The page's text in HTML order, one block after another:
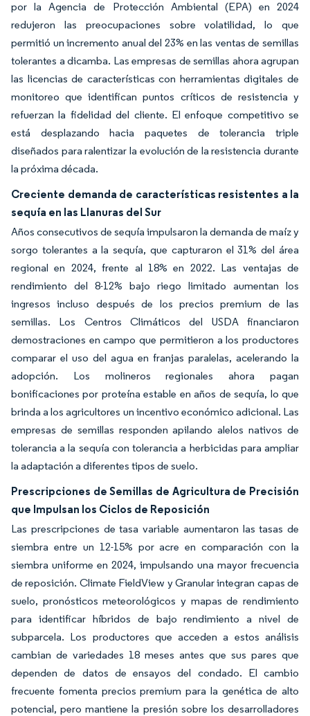
por la Agencia de Protección Ambiental (EPA) en 2024
redujeron las preocupaciones sobre volatilidad, lo que
permitió un incremento anual del 23% en las ventas de semillas
tolerantes a dicamba. Las empresas de semillas ahora agrupan
las licencias de características con herramientas digitales de
monitoreo que identifican puntos críticos de resistencia y
refuerzan la fidelidad del cliente. El enfoque competitivo se
está desplazando hacia paquetes de tolerancia triple
diseñados para ralentizar la evolución de la resistencia durante
la próxima década.
Creciente demanda de características resistentes a la
sequía en las Llanuras del Sur
Años consecutivos de sequía impulsaron la demanda de maíz y
sorgo tolerantes a la sequía, que capturaron el 31% del área
regional en 2024, frente al 18% en 2022. Las ventajas de
rendimiento del 8-12% bajo riego limitado aumentan los
ingresos incluso después de los precios premium de las
semillas. Los Centros Climáticos del USDA financiaron
demostraciones en campo que permitieron a los productores
comparar el uso del agua en franjas paralelas, acelerando la
adopción. Los molineros regionales ahora pagan
bonificaciones por proteína estable en años de sequía, lo que
brinda a los agricultores un incentivo económico adicional. Las
empresas de semillas responden apilando alelos nativos de
tolerancia a la sequía con tolerancia a herbicidas para ampliar
la adaptación a diferentes tipos de suelo.
Prescripciones de Semillas de Agricultura de Precisión
que Impulsan los Ciclos de Reposición
Las prescripciones de tasa variable aumentaron las tasas de
siembra entre un 12-15% por acre en comparación con la
siembra uniforme en 2024, impulsando una mayor frecuencia
de reposición. Climate FieldView y Granular integran capas de
suelo, pronósticos meteorológicos y mapas de rendimiento
para identificar híbridos de bajo rendimiento a nivel de
subparcela. Los productores que acceden a estos análisis
cambian de variedades 18 meses antes que sus pares que
dependen de datos de ensayos del condado. El cambio
frecuente fomenta precios premium para la genética de alto
potencial, pero mantiene la presión sobre los desarrolladores